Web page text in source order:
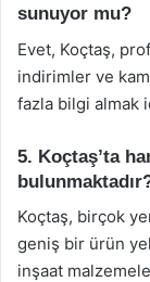
sunuyor mu?
Evet, Koçtaş,
indirimler ve
fazla bilgi almak
5. Koçtaş’ta
Koçtaş, birçok
geniş bir ürün
inşaat